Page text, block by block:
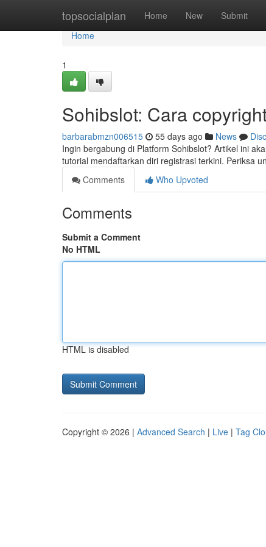
topsocialplan Home New Submit
Home
Home
1
Sohibslot: Cara
barbarabmzn006515 55 days ago News
Ingin bergabung di Platform Sohibslot? Artikel ini
tutorial mendaftarkan diri registrasi terkini. Periksa
Comments
Who Upvoted
Comments
Submit a Comment
No HTML
HTML is disabled
Copyright © 2026 | Advanced Search | Live | Tag